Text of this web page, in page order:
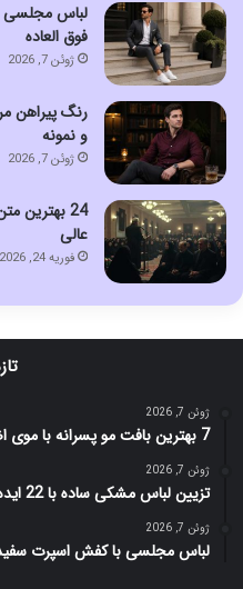
فوق العاده
ژوئن 7, 2026
و نمونه
ژوئن 7, 2026
عالی
فوریه 24, 2026
ژوئن 7, 2026
7 بهترین بافت مو پسرانه با موی اضافه+ عکس و فیلم آموزش
ژوئن 7, 2026
تزیین لباس مشکی ساده با 22 ایده (مانتو و لباس مجلسی سیاه)
ژوئن 7, 2026
لباس مجلسی با کفش اسپرت سفید مردانه: 14